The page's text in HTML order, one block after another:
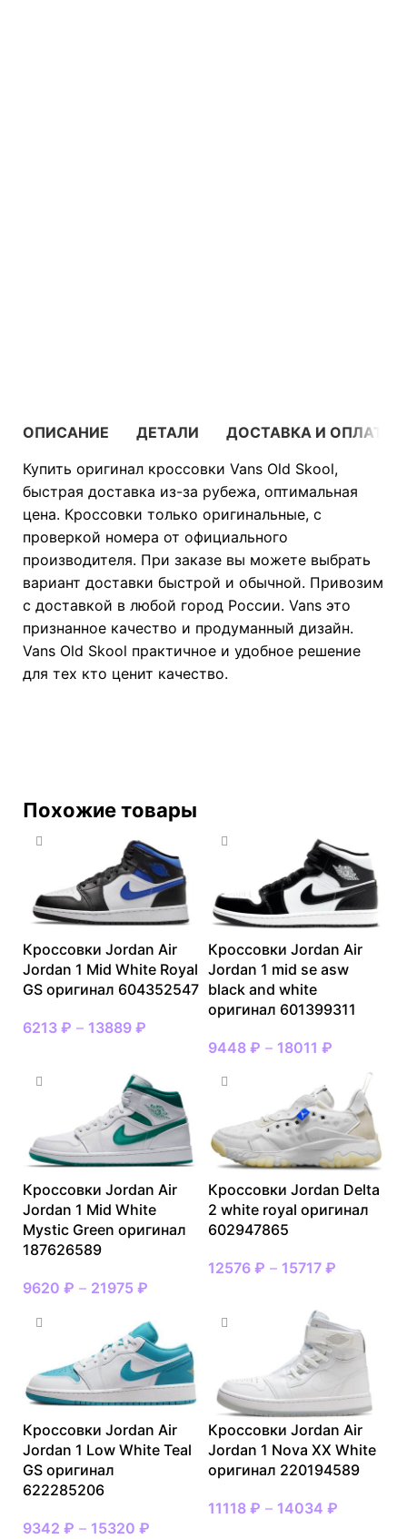
ОПИСАНИЕ ДЕТАЛИ
ДОСТАВКА И ОПЛАТА
Купить оригинал кроссовки Vans Old Skool,
быстрая доставка из-за рубежа, оптимальная
цена. Кроссовки только оригинальные, с
проверкой номера от официального
производителя. При заказе вы можете выбрать
вариант доставки быстрой и обычной. Привозим
с доставкой в любой город России. Vans это
признанное качество и продуманный дизайн.
Vans Old Skool практичное и удобное решение
для тех кто ценит качество.
Похожие товары
Кроссовки Jordan Air
Jordan 1 Mid White Royal
GS оригинал 604352547
6213 ₽ – 13889 ₽
Кроссовки Jordan Air
Jordan 1 mid se asw
black and white
оригинал 601399311
9448 ₽ – 18011 ₽
Кроссовки Jordan Air
Jordan 1 Mid White
Mystic Green оригинал
187626589
9620 ₽ – 21975 ₽
Кроссовки Jordan Delta
2 white royal оригинал
602947865
12576 ₽ – 15717 ₽
Кроссовки Jordan Air
Jordan 1 Low White Teal
GS оригинал
622285206
9342 ₽ – 15320 ₽
Кроссовки Jordan Air
Jordan 1 Nova XX White
оригинал 220194589
11118 ₽ – 14034 ₽